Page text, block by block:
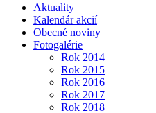
Aktuality
Kalendár akcií
Obecné noviny
Fotogalérie
Rok 2014
Rok 2015
Rok 2016
Rok 2017
Rok 2018